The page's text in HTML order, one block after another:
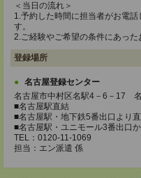
＜当日の流れ＞
1.予約した時間に担当者がお電
す。
2.ご経験やご希望の条件にあっ
登録場所
名古屋登録センター
名古屋市中村区名駅4－6－17
■名古屋駅直結
■名古屋駅・地下鉄5番出口より
■名古屋駅・ユニモール3番出口
TEL：0120-11-1069
担当：エン派遣 係